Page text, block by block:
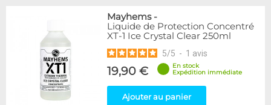
Mayhems-
Liquide de Protection Concentré
XT-1 Ice Crystal Clear 250ml
5/5 - 1 avis
19,90 €
En stock
Expédition immédiate
Ajouter au panier